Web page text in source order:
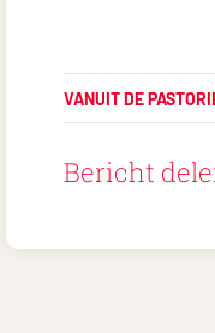
VANUIT DE
Bericht